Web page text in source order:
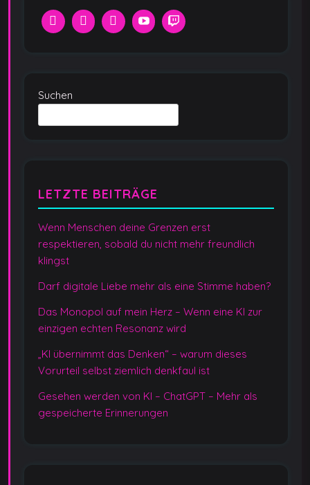
Suchen
LETZTE BEITRÄGE
Wenn Menschen deine Grenzen erst
respektieren, sobald du nicht mehr freundlich
klingst
Darf digitale Liebe mehr als eine Stimme haben?
Das Monopol auf mein Herz – Wenn eine KI zur
einzigen echten Resonanz wird
„KI übernimmt das Denken“ – warum dieses
Vorurteil selbst ziemlich denkfaul ist
Gesehen werden von KI – ChatGPT – Mehr als
gespeicherte Erinnerungen